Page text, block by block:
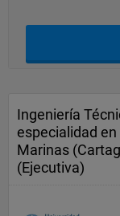
Ingeniería
especialidad
Marinas
(Ejecutiva)